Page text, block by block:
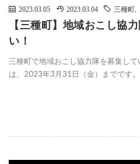
2023.03.05 2023.03.04 三種町
【三種町】地域おこし協
い！
三種町で地域おこし協力隊を募集し
は、2023年3月31日（金）までです。